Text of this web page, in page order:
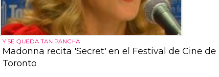
Y SE QUEDA TAN PANCHA
Madonna recita 'Secret' en el Festival de Cine de
Toronto